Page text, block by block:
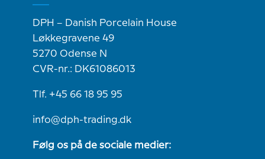
DPH – Danish Porcelain House
Løkkegravene 49
5270 Odense N
CVR-nr.: DK61086013
Tlf. +45 66 18 95 95
info@dph-trading.dk
Følg os på de sociale medier: